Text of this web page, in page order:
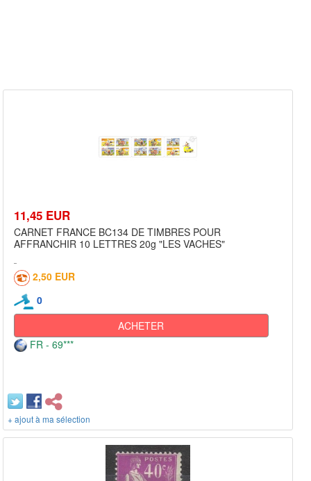
11,45 EUR
CARNET FRANCE BC134 DE TIMBRES POUR
AFFRANCHIR 10 LETTRES 20g "LES VACHES"
2,50 EUR
0
ACHETER
FR - 69***
+ ajout à ma sélection